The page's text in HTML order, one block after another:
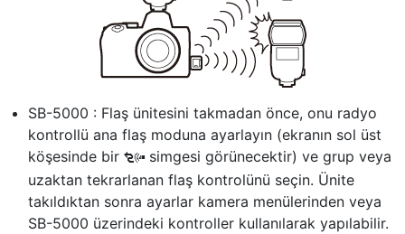
SB-5000 : Flaş ünitesini takmadan önce, onu radyo
kontrollü ana flaş moduna ayarlayın (ekranın sol üst
köşesinde bir d simgesi görünecektir) ve grup veya
uzaktan tekrarlanan flaş kontrolünü seçin. Ünite
takıldıktan sonra ayarlar kamera menülerinden veya
SB-5000 üzerindeki kontroller kullanılarak yapılabilir.